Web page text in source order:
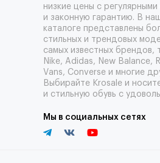
низкие цены с
и законную гарантию. В
каталоге представлены
стильных и трендовых
самых известных брендов,
Nike, Adidas, New Balance,
Vans, Converse и многие
Выбирайте Krosale и
и стильную обувь с
Мы в социальных сетях